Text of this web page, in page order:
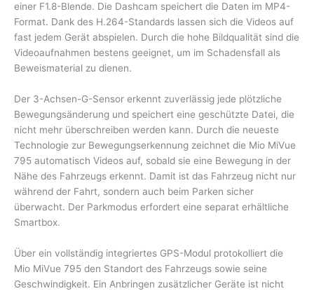
einer F1.8-Blende. Die Dashcam speichert die Daten im MP4-
Format. Dank des H.264-Standards lassen sich die Videos auf
fast jedem Gerät abspielen. Durch die hohe Bildqualität sind die
Videoaufnahmen bestens geeignet, um im Schadensfall als
Beweismaterial zu dienen.
Der 3-Achsen-G-Sensor erkennt zuverlässig jede plötzliche
Bewegungsänderung und speichert eine geschützte Datei, die
nicht mehr überschreiben werden kann. Durch die neueste
Technologie zur Bewegungserkennung zeichnet die Mio MiVue
795 automatisch Videos auf, sobald sie eine Bewegung in der
Nähe des Fahrzeugs erkennt. Damit ist das Fahrzeug nicht nur
während der Fahrt, sondern auch beim Parken sicher
überwacht. Der Parkmodus erfordert eine separat erhältliche
Smartbox.
Über ein vollständig integriertes GPS-Modul protokolliert die
Mio MiVue 795 den Standort des Fahrzeugs sowie seine
Geschwindigkeit. Ein Anbringen zusätzlicher Geräte ist nicht